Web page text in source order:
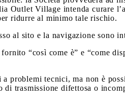
Outlet Village intenda curare
ridurre al minimo tale rischio.
al sito e la navigazione sono
“così come è” e “come
problemi tecnici, ma non è
trasmissione difettosa o